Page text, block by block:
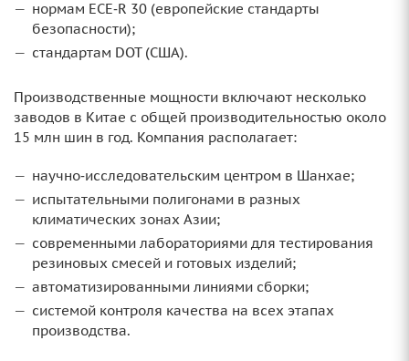
нормам ECE‑R 30 (европейские стандарты
безопасности);
стандартам DOT (США).
Производственные мощности включают несколько
заводов в Китае с общей производительностью около
15 млн шин в год. Компания располагает:
научно‑исследовательским центром в Шанхае;
испытательными полигонами в разных
климатических зонах Азии;
современными лабораториями для тестирования
резиновых смесей и готовых изделий;
автоматизированными линиями сборки;
системой контроля качества на всех этапах
производства.